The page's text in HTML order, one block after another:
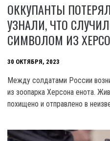
ОККУПАНТЫ
УЗНАЛИ, ЧТО
СИМВОЛОМ ИЗ
30 ОКТЯБРЯ, 2023
Между солдатами России
из зоопарка Херсона енота.
похищено и отправлено в